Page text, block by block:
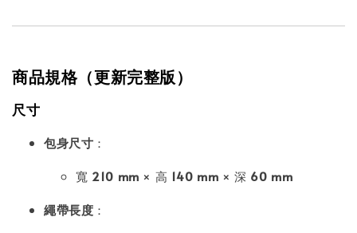
商品規格（更新完整版）
尺寸
包身尺寸 ：
寬 210 mm × 高 140 mm × 深 60 mm
繩帶長度 ：